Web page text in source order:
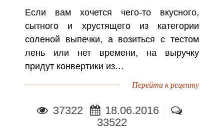
Если вам хочется чего-то вкусного,
сытного и хрустящего из категории
соленой выпечки, а возиться с тестом
лень или нет времени, на выручку
придут конвертики из…
Перейти к рецепту
37322
18.06.2016
33522